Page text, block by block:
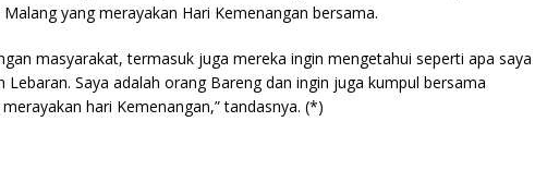
yang merayakan Hari Kemenangan bersama.
masyarakat, termasuk juga mereka ingin mengetahui seperti apa saya
Lebaran. Saya adalah orang Bareng dan ingin juga kumpul bersama
hari Kemenangan,” tandasnya. (*)